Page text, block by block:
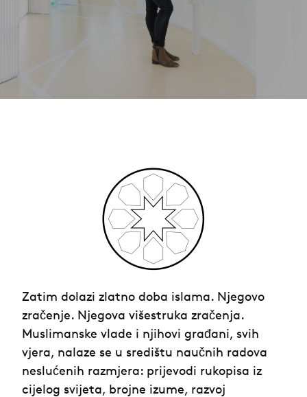
Zatim dolazi zlatno doba islama. Njegovo
zračenje. Njegova višestruka zračenja.
Muslimanske vlade i njihovi građani, svih
vjera, nalaze se u središtu naučnih radova
neslućenih razmjera: prijevodi rukopisa iz
cijelog svijeta, brojne izume, razvoj